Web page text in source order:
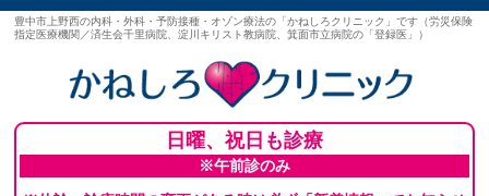
豊中市上野西の内科・外科・予防接種・オゾン療法の「かねしろクリニック」です（労災保険
指定医療機関／済生会千里病院、淀川キリスト教病院、箕面市立病院の「登録医」）
日曜、祝日も診療
※午前診のみ